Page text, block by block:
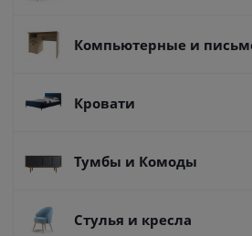
Компьютерные и
Кровати
Тумбы и Комоды
Стулья и кресла